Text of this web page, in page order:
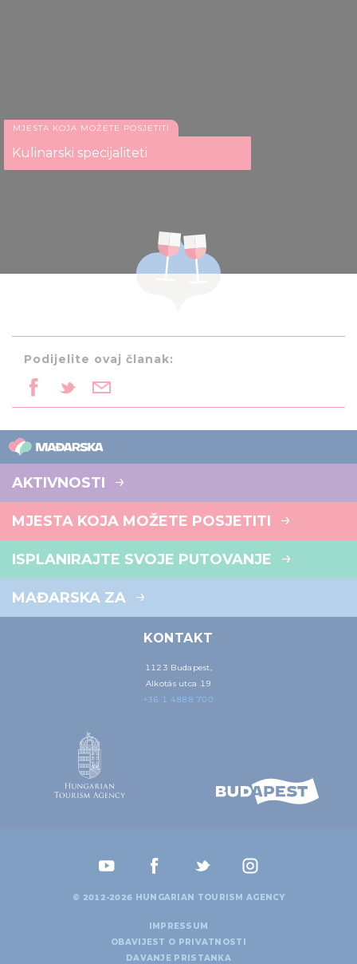
MJESTA KOJA MOŽETE POSJETITI
Kulinarski specijaliteti
Podijelite ovaj članak:
AKTIVNOSTI
MJESTA KOJA MOŽETE POSJETITI
ISPLANIRAJTE SVOJE PUTOVANJE
MAĐARSKA ZA
KONTAKT
1123 Budapest,
Alkotás utca 19
+36 1 4888 700
© 2012-2026 HUNGARIAN TOURISM AGENCY
IMPRESSUM
OBAVIJEST O PRIVATNOSTI
DAVANJE PRISTANKA